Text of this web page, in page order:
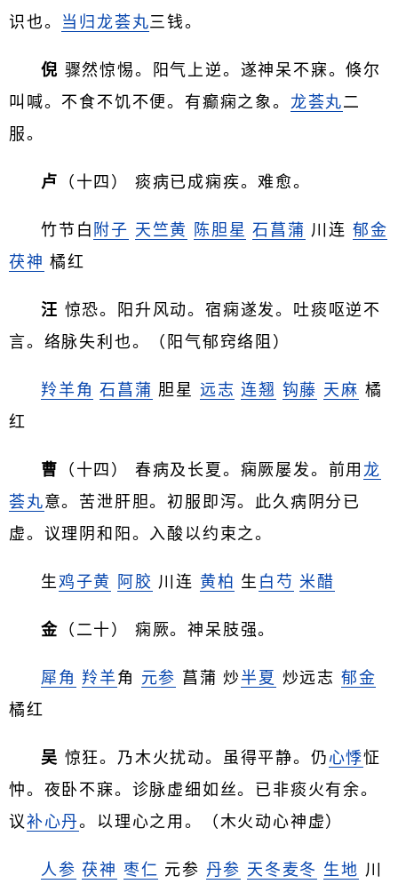
识也。 当归龙荟丸三钱。
倪 骤然惊惕。阳气上逆。遂神呆不寐。倏尔
叫喊。不食不饥不便。有癫痫之象。 龙荟丸二
服。
卢 （十四） 痰病已成痫疾。难愈。
竹节白 附子 天竺黄 陈胆星 石菖蒲 川连 郁金
茯神 橘红
汪 惊恐。阳升风动。宿痫遂发。吐痰呕逆不
言。络脉失利也。（阳气郁窍络阻）
羚羊角 石菖蒲 胆星 远志 连翘 钩藤 天麻 橘
红
曹 （十四） 春病及长夏。痫厥屡发。前用 龙
荟丸意。苦泄肝胆。初服即泻。此久病阴分已
虚。议理阴和阳。入酸以约束之。
生鸡子黄 阿胶 川连 黄柏 生 白芍 米醋
金 （二十） 痫厥。神呆肢强。
犀角 羚羊 角 元参 菖蒲 炒 半夏 炒远志 郁金
橘红
吴 惊狂。乃木火扰动。虽得平静。仍 心悸怔
忡。夜卧不寐。诊脉虚细如丝。已非痰火有余。
议补心丹。以理心之用。（木火动心神虚）
人参 茯神 枣仁 元参 丹参 天冬 麦冬 生地 川